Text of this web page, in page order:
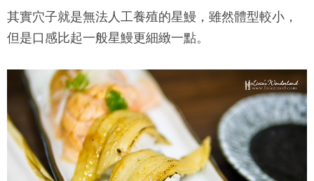
其實穴子就是無法人工養殖的星鰻，雖然體型較小，
但是口感比起一般星鰻更細緻一點。